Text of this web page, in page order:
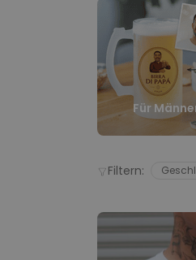
genauso
deine geniale
Für
Filtern: